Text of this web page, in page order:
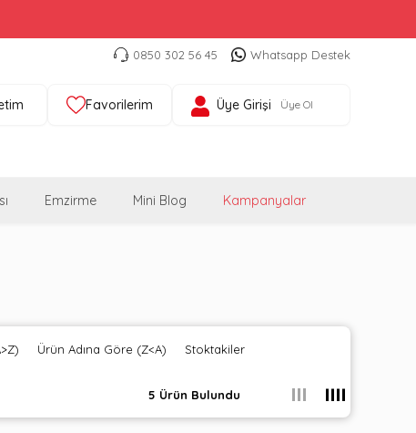
0850 302 56 45 Whatsapp Destek
Favorilerim Üye Girişi Üye Ol
Emzirme Mini Blog Kampanyalar
Ürün Adına Göre (Z<A) Stoktakiler
5 Ürün